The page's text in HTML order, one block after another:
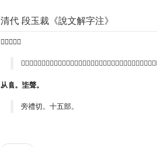
清代 段玉裁《說文解字注》
𦫵高陛也。
𦫵登古今字。古叚𦫵爲登也。自卑而可以登高者謂之陛。賈？曰。陛九級
从𨸏。坒聲。
旁禮切。十五部。